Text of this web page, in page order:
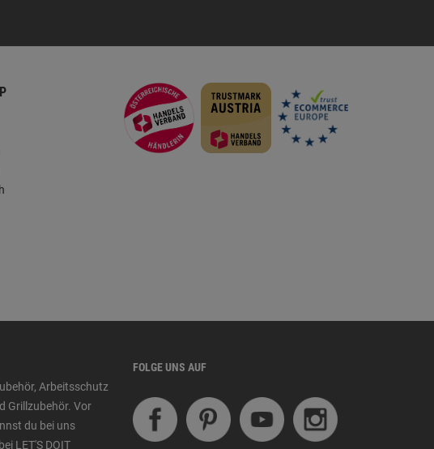
Arbeitsschutz
Grillzubehör. Vor
du bei uns
LET'S DOIT
FOLGE UNS AUF